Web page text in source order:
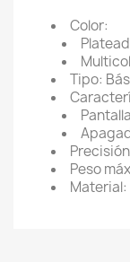
Color:
Tipo:
Peso